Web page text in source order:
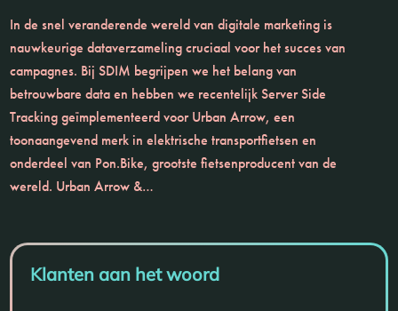
In de snel veranderende wereld van digitale marketing is
nauwkeurige dataverzameling cruciaal voor het succes van
campagnes. Bij SDIM begrijpen we het belang van
betrouwbare data en hebben we recentelijk Server Side
Tracking geïmplementeerd voor Urban Arrow, een
toonaangevend merk in elektrische transportfietsen en
onderdeel van Pon.Bike, grootste fietsenproducent van de
wereld. Urban Arrow &…
Klanten aan het woord